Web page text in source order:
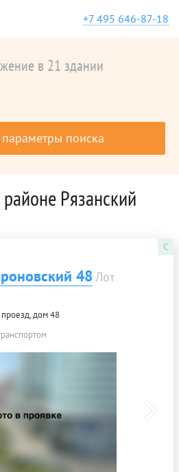
+7 495 646-87-18
в 21 здании
поиска
Рязанский
C
48Лот
дом 48